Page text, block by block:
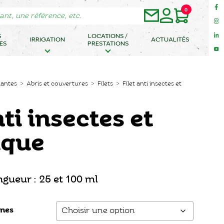
0
IRRIGATION
LOCATIONS /
PRESTATIONS
ACTUALITÉS
> Abris et couvertures > Filets > Filet anti insectes et
insectes et
: 25 et 100 ml